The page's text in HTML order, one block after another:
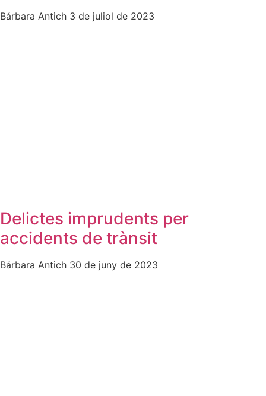
Bárbara Antich 3 de juliol de 2023
Delictes imprudents per
accidents de trànsit
Bárbara Antich 30 de juny de 2023